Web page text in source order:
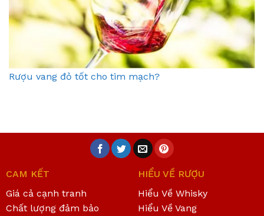
Rượu vang đỏ tốt cho tim mạch?
CAM KẾT
Giá cả cạnh tranh
Chất lượng đảm bảo
HIỂU VỀ RƯỢU
Hiểu Về Whisky
Hiểu Về Vang